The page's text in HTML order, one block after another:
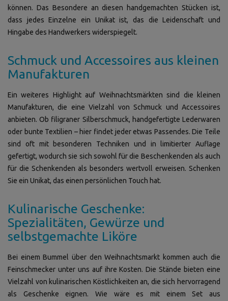
können. Das Besondere an diesen handgemachten Stücken ist,
dass jedes Einzelne ein Unikat ist, das die Leidenschaft und
Hingabe des Handwerkers widerspiegelt.
Schmuck und Accessoires aus kleinen
Manufakturen
Ein weiteres Highlight auf Weihnachtsmärkten sind die kleinen
Manufakturen, die eine Vielzahl von Schmuck und Accessoires
anbieten. Ob filigraner Silberschmuck, handgefertigte Lederwaren
oder bunte Textilien – hier findet jeder etwas Passendes. Die Teile
sind oft mit besonderen Techniken und in limitierter Auflage
gefertigt, wodurch sie sich sowohl für die Beschenkenden als auch
für die Schenkenden als besonders wertvoll erweisen. Schenken
Sie ein Unikat, das einen persönlichen Touch hat.
Kulinarische Geschenke:
Spezialitäten, Gewürze und
selbstgemachte Liköre
Bei einem Bummel über den Weihnachtsmarkt kommen auch die
Feinschmecker unter uns auf ihre Kosten. Die Stände bieten eine
Vielzahl von kulinarischen Köstlichkeiten an, die sich hervorragend
als Geschenke eignen. Wie wäre es mit einem Set aus